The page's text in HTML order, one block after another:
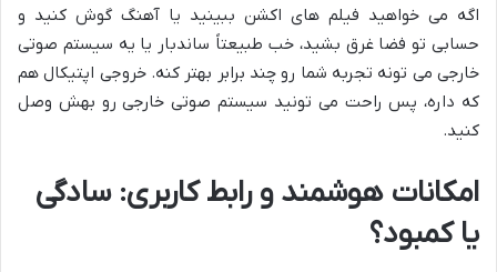
اگه می خواهید فیلم های اکشن ببینید یا آهنگ گوش کنید و
حسابی تو فضا غرق بشید، خب طبیعتاً ساندبار یا یه سیستم صوتی
خارجی می تونه تجربه شما رو چند برابر بهتر کنه. خروجی اپتیکال هم
که داره، پس راحت می تونید سیستم صوتی خارجی رو بهش وصل
کنید.
امکانات هوشمند و رابط کاربری: سادگی
یا کمبود؟